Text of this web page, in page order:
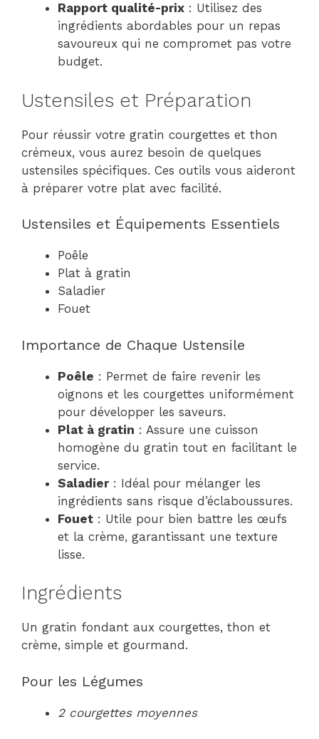
Rapport qualité-prix : Utilisez des
ingrédients abordables pour un repas
savoureux qui ne compromet pas votre
budget.
Ustensiles et Préparation
Pour réussir votre gratin courgettes et thon
crémeux, vous aurez besoin de quelques
ustensiles spécifiques. Ces outils vous aideront
à préparer votre plat avec facilité.
Ustensiles et Équipements Essentiels
Poêle
Plat à gratin
Saladier
Fouet
Importance de Chaque Ustensile
Poêle : Permet de faire revenir les
oignons et les courgettes uniformément
pour développer les saveurs.
Plat à gratin : Assure une cuisson
homogène du gratin tout en facilitant le
service.
Saladier: Idéal pour mélanger les
ingrédients sans risque d’éclaboussures.
Fouet : Utile pour bien battre les œufs
et la crème, garantissant une texture
lisse.
Ingrédients
Un gratin fondant aux courgettes, thon et
crème, simple et gourmand.
Pour les Légumes
2 courgettes moyennes